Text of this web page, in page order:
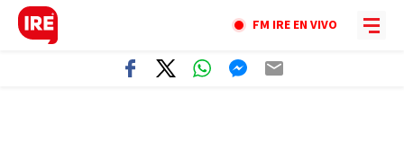
FM IRE EN VIVO